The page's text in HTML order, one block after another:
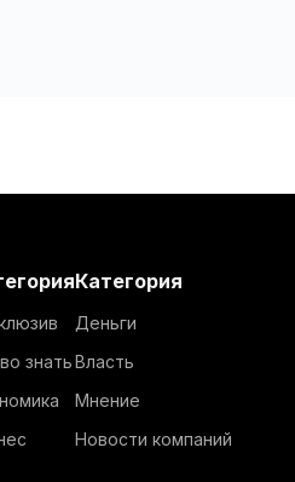
знать
Категория
Деньги
Власть
Мнение
Новости компаний